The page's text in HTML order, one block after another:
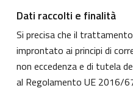
Dati raccolti e finalità
Si precisa che il
improntato ai principi di
non eccedenza e di tutela
al Regolamento UE 2016/